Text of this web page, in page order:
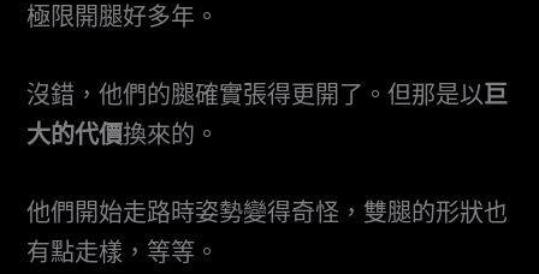
極限開腿好多年。
沒錯，他們的腿確實張得更開了。但那是以巨
大的代價換來的。
他們開始走路時姿勢變得奇怪，雙腿的形狀也
有點走樣，等等。